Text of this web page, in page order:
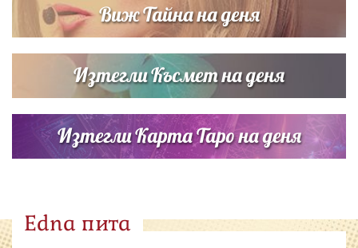
Виж Тайна на деня
Изтегли Късмет на деня
Изтегли Карта Таро на деня
Edna пита